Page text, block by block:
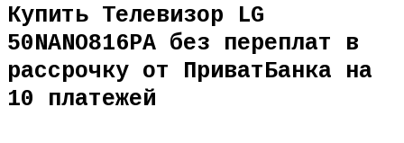
Купить Телевизор LG
50NANO816PA без переплат в
рассрочку от ПриватБанка на
10 платежей